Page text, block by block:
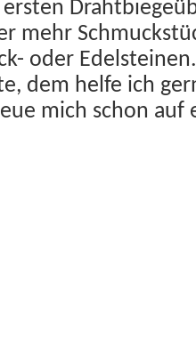
mehr
oder
dem helfe ich
mich schon auf